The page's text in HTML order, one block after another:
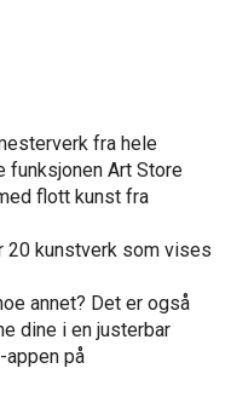
fra hele
funksjonen Art Store
flott kunst fra
20 kunstverk som vises
annet? Det er også
dine i en justerbar
appen på